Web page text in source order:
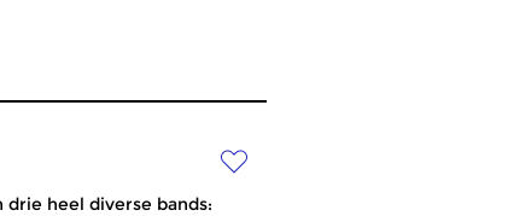
drie heel diverse bands: